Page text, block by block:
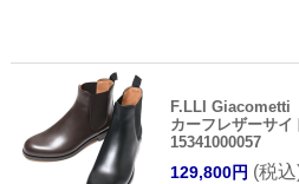
F.LLI Giacometti
カーフレザーサイ
15341000057
129,800円 (税